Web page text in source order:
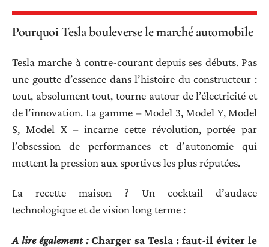
Pourquoi Tesla bouleverse le marché automobile
Tesla marche à contre-courant depuis ses débuts. Pas
une goutte d’essence dans l’histoire du constructeur :
tout, absolument tout, tourne autour de l’électricité et
de l’innovation. La gamme – Model 3, Model Y, Model
S, Model X – incarne cette révolution, portée par
l’obsession de performances et d’autonomie qui
mettent la pression aux sportives les plus réputées.
La recette maison ? Un cocktail d’audace
technologique et de vision long terme :
A lire également : Charger sa Tesla : faut-il éviter le